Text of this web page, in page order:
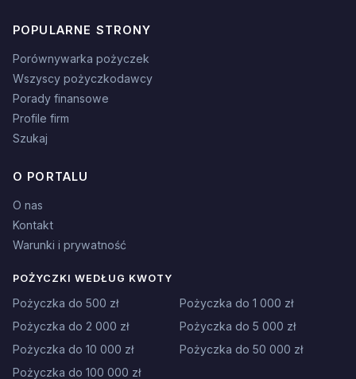
POPULARNE STRONY
Porównywarka pożyczek
Wszyscy pożyczkodawcy
Porady finansowe
Profile firm
Szukaj
O PORTALU
O nas
Kontakt
Warunki i prywatność
POŻYCZKI WEDŁUG KWOTY
Pożyczka do 500 zł
Pożyczka do 1 000 zł
Pożyczka do 2 000 zł
Pożyczka do 5 000 zł
Pożyczka do 10 000 zł
Pożyczka do 50 000 zł
Pożyczka do 100 000 zł